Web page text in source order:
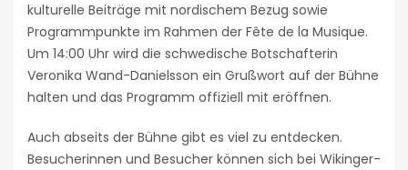
kulturelle Beiträge mit nordischem Bezug sowie
Programmpunkte im Rahmen der Fête de la Musique.
Um 14:00 Uhr wird die schwedische Botschafterin
Veronika Wand-Danielsson ein Grußwort auf der Bühne
halten und das Programm offiziell mit eröffnen.
Auch abseits der Bühne gibt es viel zu entdecken.
Besucherinnen und Besucher können sich bei Wikinger-